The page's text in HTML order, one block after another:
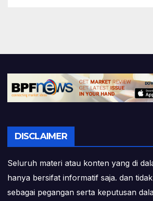
DISCLAIMER
Seluruh materi atau konten yang di
hanya bersifat informatif saja. dan
sebagai pegangan serta keputusan